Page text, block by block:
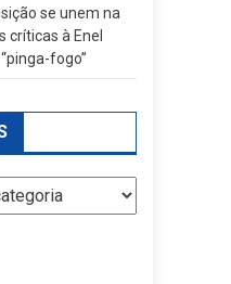
se unem na
críticas à Enel
fogo”